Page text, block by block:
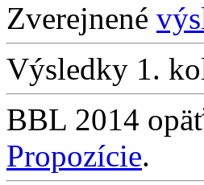
Zverejnené
Výsledky 1.
BBL 2014
Propozície.